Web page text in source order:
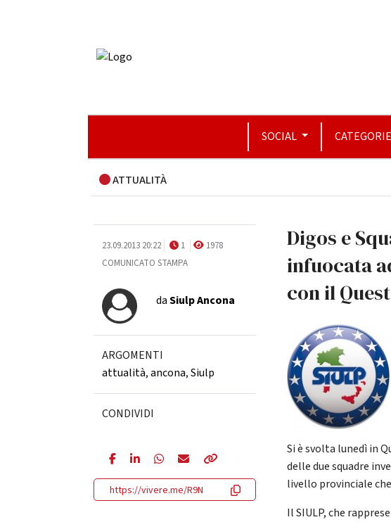
SOCIAL CATEGORIE
ATTUALITÀ
23.09.2013 20:22 1
1978
COMUNICATO STAMPA
daSiulp Ancona
ARGOMENTI
attualità,ancona,Siulp
CONDIVIDI
https://vivere.me/R9N
Digos e
infuocata
con il
Si è svolta lunedì in
delle due squadre
livello provinciale
Il SIULP, che